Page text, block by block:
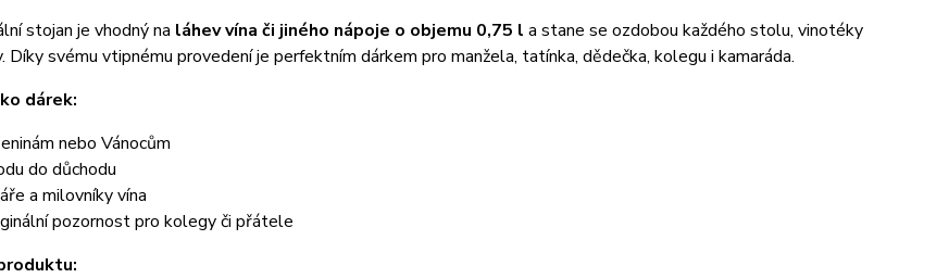
stojan je vhodný na láhev vína či jiného nápoje o objemu 0,75 l a stane se ozdobou každého stolu, vinotéky
Díky svému vtipnému provedení je perfektním dárkem pro manžela, tatínka, dědečka, kolegu i kamaráda.
dárek:
nebo Vánocům
do důchodu
a milovníky vína
pozornost pro kolegy či přátele